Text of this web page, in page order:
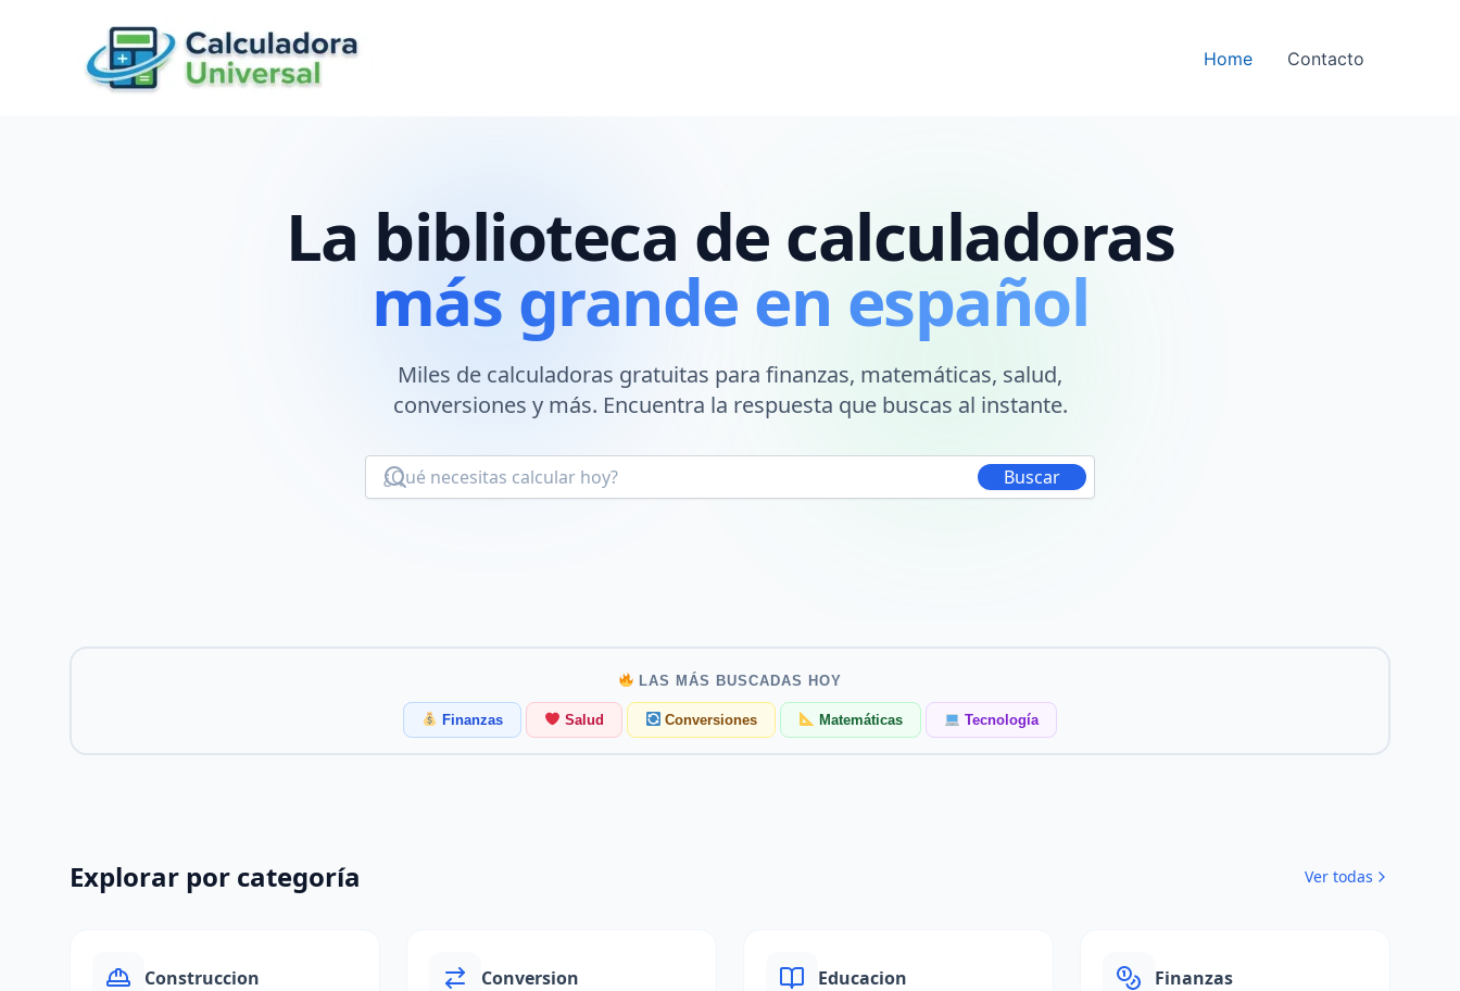
Home Contacto
La biblioteca de calculadoras
más grande en español
Miles de calculadoras gratuitas para finanzas, matemáticas, salud,
conversiones y más. Encuentra la respuesta que buscas al instante.
Buscar
LAS MÁS BUSCADAS HOY
Finanzas Salud Conversiones Matemáticas Tecnología
Explorar por categoría Ver todas
Construccion Conversion Educacion Finanzas